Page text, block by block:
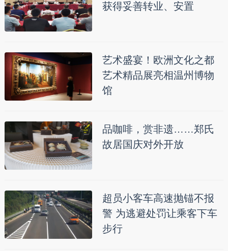
获得妥善转业、安置
艺术盛宴！欧洲文化之都
艺术精品展亮相温州博物
馆
品咖啡，赏非遗……郑氏
故居国庆对外开放
超员小客车高速抛锚不报
警 为逃避处罚让乘客下车
步行